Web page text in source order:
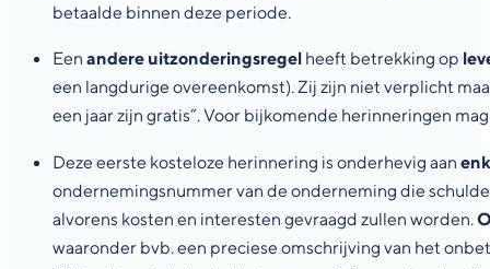
betaalde binnen deze periode.
Een andere uitzonderingsregel heeft betrekking op
een langdurige overeenkomst). Zij zijn niet verplicht
een jaar zijn gratis”. Voor bijkomende herinneringen
Deze eerste kosteloze herinnering is onderhevig aan
ondernemingsnummer van de onderneming die
alvorens kosten en interesten gevraagd zullen worden.
waaronder bvb. een preciese omschrijving van het